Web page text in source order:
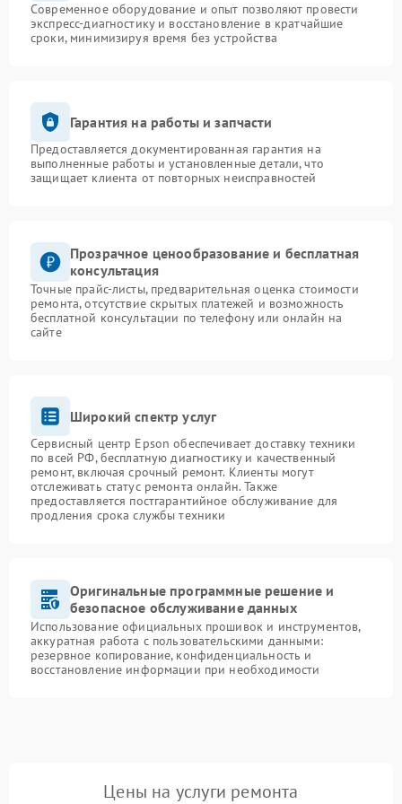
Современное оборудование и опыт позволяют провести
экспресс-диагностику и восстановление в кратчайшие
сроки, минимизируя время без устройства
Гарантия на работы и запчасти
Предоставляется документированная гарантия на
выполненные работы и установленные детали, что
защищает клиента от повторных неисправностей
Прозрачное ценообразование и бесплатная
консультация
Точные прайс-листы, предварительная оценка стоимости
ремонта, отсутствие скрытых платежей и возможность
бесплатной консультации по телефону или онлайн на
сайте
Широкий спектр услуг
Сервисный центр Epson обеспечивает доставку техники
по всей РФ, бесплатную диагностику и качественный
ремонт, включая срочный ремонт. Клиенты могут
отслеживать статус ремонта онлайн. Также
предоставляется постгарантийное обслуживание для
продления срока службы техники
Оригинальные программные решение и
безопасное обслуживание данных
Использование официальных прошивок и инструментов,
аккуратная работа с пользовательскими данными:
резервное копирование, конфиденциальность и
восстановление информации при необходимости
Цены на услуги ремонта